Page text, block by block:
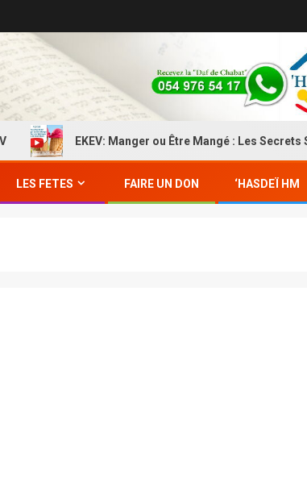
EKEV: Manger ou Être Mangé : Les Secrets
LES FETES FAIRE UN DON ‘HASDEÏ HM